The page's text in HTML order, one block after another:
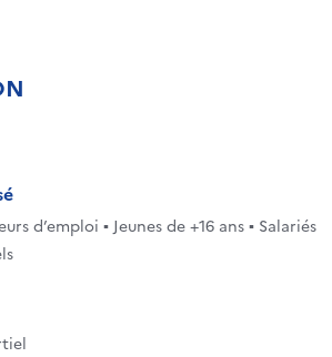
d’emploi ▪ Jeunes de +16 ans ▪ Salariés